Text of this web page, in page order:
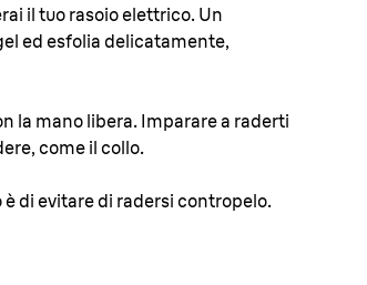
il tuo rasoio elettrico. Un
ed esfolia delicatamente,
la mano libera. Imparare a raderti
come il collo.
di evitare di radersi contropelo.